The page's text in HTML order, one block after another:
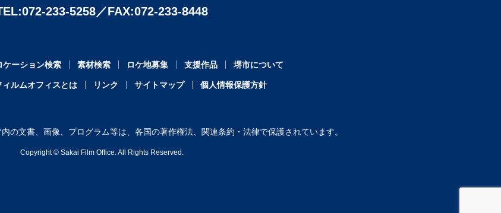
233-5258 FAX:072-233-8448
ケーション検索 素材検索 ロケ地募集 支援作品 堺市について
ィルムオフィスとは リンク サイトマップ 個人情報保護方針
の文書、画像、プログラム等は、各国の著作権法、関連条約・法律で保護されています。
Copyright ©︎ Sakai Film Office. All Rights Reserved.